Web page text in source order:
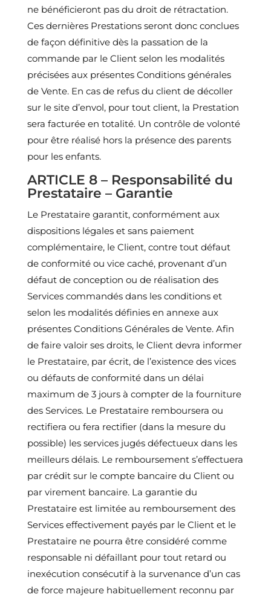
ne bénéficieront pas du droit de rétractation.
Ces dernières Prestations seront donc conclues
de façon définitive dès la passation de la
commande par le Client selon les modalités
précisées aux présentes Conditions générales
de Vente. En cas de refus du client de décoller
sur le site d’envol, pour tout client, la Prestation
sera facturée en totalité. Un contrôle de volonté
pour être réalisé hors la présence des parents
pour les enfants.
ARTICLE 8 – Responsabilité du
Prestataire – Garantie
Le Prestataire garantit, conformément aux
dispositions légales et sans paiement
complémentaire, le Client, contre tout défaut
de conformité ou vice caché, provenant d’un
défaut de conception ou de réalisation des
Services commandés dans les conditions et
selon les modalités définies en annexe aux
présentes Conditions Générales de Vente. Afin
de faire valoir ses droits, le Client devra informer
le Prestataire, par écrit, de l’existence des vices
ou défauts de conformité dans un délai
maximum de 3 jours à compter de la fourniture
des Services. Le Prestataire remboursera ou
rectifiera ou fera rectifier (dans la mesure du
possible) les services jugés défectueux dans les
meilleurs délais. Le remboursement s’effectuera
par crédit sur le compte bancaire du Client ou
par virement bancaire. La garantie du
Prestataire est limitée au remboursement des
Services effectivement payés par le Client et le
Prestataire ne pourra être considéré comme
responsable ni défaillant pour tout retard ou
inexécution consécutif à la survenance d’un cas
de force majeure habituellement reconnu par